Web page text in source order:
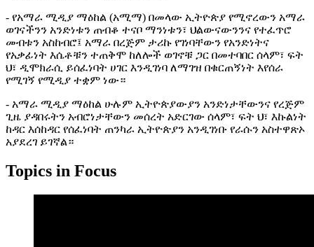
- የአማራ ሚዲያ ማዕከል (አሚማ) በመላው ኢትዮጵያ የሚኖረውን አማራ
ወገናችንን አንድነቱን ጠብቆ ተናቦ ማንነቱን፣ ህልውናውንንና የተፈጥሮ
መብቱን አስከብሮ፤ አማራ በረጅም ታሪኩ የገነባቸውን የአንድነትና
የአቃፊነት እሴቶቹን ተጠቅሞ ከለሎች ወገኖቹ ጋር በመተባበር ሰላም፣ ፍት
ህ፣ ዲሞክራሲ ይሰፈነባት ሀገር እንዲገነባ ለማገዝ በቁርጠኝነት እየሰራ
የሚገኝ የሚዲያ ተቋም ነው።
- አማራ ሚዲያ ማዕከል ሁሉም ኢትዮጵያውያን አንድነታቸውንና የረጅም
ጊዜ ያዳበሩትን አብሮነታቸውን መሰረት አድርገው ሰላም፣ ፍት ህ፣ እኩልነት
ከዳር እሰከዳር የሰፈነባት ጠንካራ ኢትዮጵያን አንዲገነቡ የራሱን አስተዋጽኦ
አያደረገ ይገኛል።
Topics in Focus